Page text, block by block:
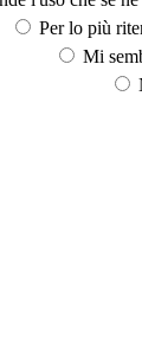
Per lo più
Mi